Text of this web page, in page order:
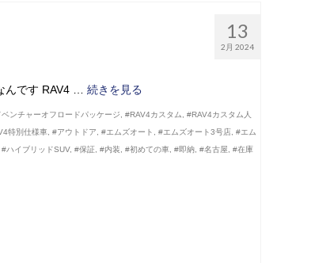
13
2月 2024
んです RAV4 …続きを見る
ンチャーオフロードパッケージ ,#RAV4カスタム ,#RAV4カスタム人
特別仕様車 ,#アウトドア ,#エムズオート ,#エムズオート3号店 ,#エム
,#ハイブリッドSUV,#保証 ,#内装 ,#初めての車 ,#即納 ,#名古屋 ,#在庫